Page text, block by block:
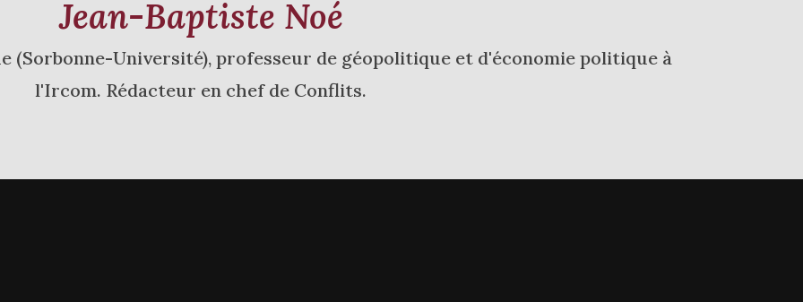
Jean-Baptiste Noé
(Sorbonne-Université), professeur de géopolitique et d'économie politique à
l'Ircom. Rédacteur en chef de Conflits.